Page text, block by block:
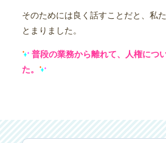
そのためには良く話すことだと、私
とまりました。
普段の業務から離れて、人権につ
た。